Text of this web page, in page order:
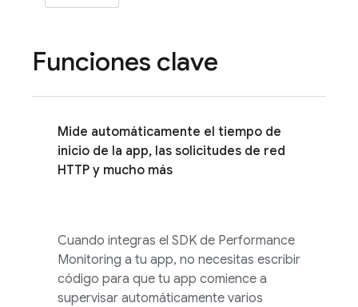
Funciones clave
Mide automáticamente el tiempo de
inicio de la app, las solicitudes de red
HTTP y mucho más
Cuando integras el SDK de Performance
Monitoring a tu app, no necesitas escribir
código para que tu app comience a
supervisar automáticamente varios